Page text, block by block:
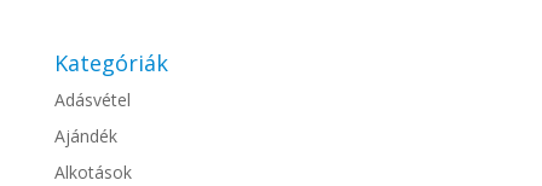
Kategóriák
Adásvétel
Ajándék
Alkotások